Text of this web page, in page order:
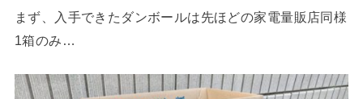
まず、入手できたダンボールは先ほどの家電量販店同様
1箱のみ…